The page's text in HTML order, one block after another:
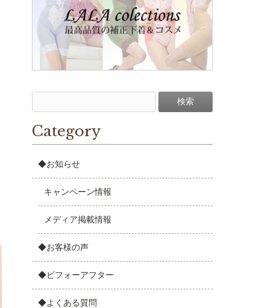
Category
◆お知らせ
キャンペーン情報
メディア掲載情報
◆お客様の声
◆ビフォーアフター
◆よくある質問